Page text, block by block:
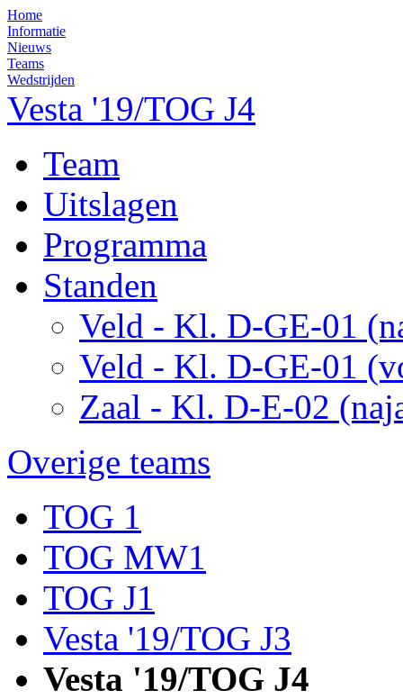
Home
Informatie
Nieuws
Teams
Wedstrijden
Vesta '19/TOG J4
Team
Uitslagen
Programma
Standen
Veld - Kl. D-GE-01
Veld - Kl. D-GE-01
Zaal - Kl. D-E-02
Overige teams
TOG 1
TOG MW1
TOG J1
Vesta '19/TOG J3
Vesta '19/TOG J4